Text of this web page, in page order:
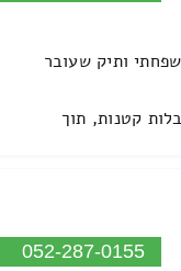
ותיק שעובר
קטנות, תוך
052-287-0155